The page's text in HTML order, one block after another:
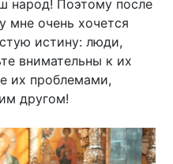
народ! Поэтому после
мне очень хочется
истину: люди,
внимательны к их
их проблемами,
другом!